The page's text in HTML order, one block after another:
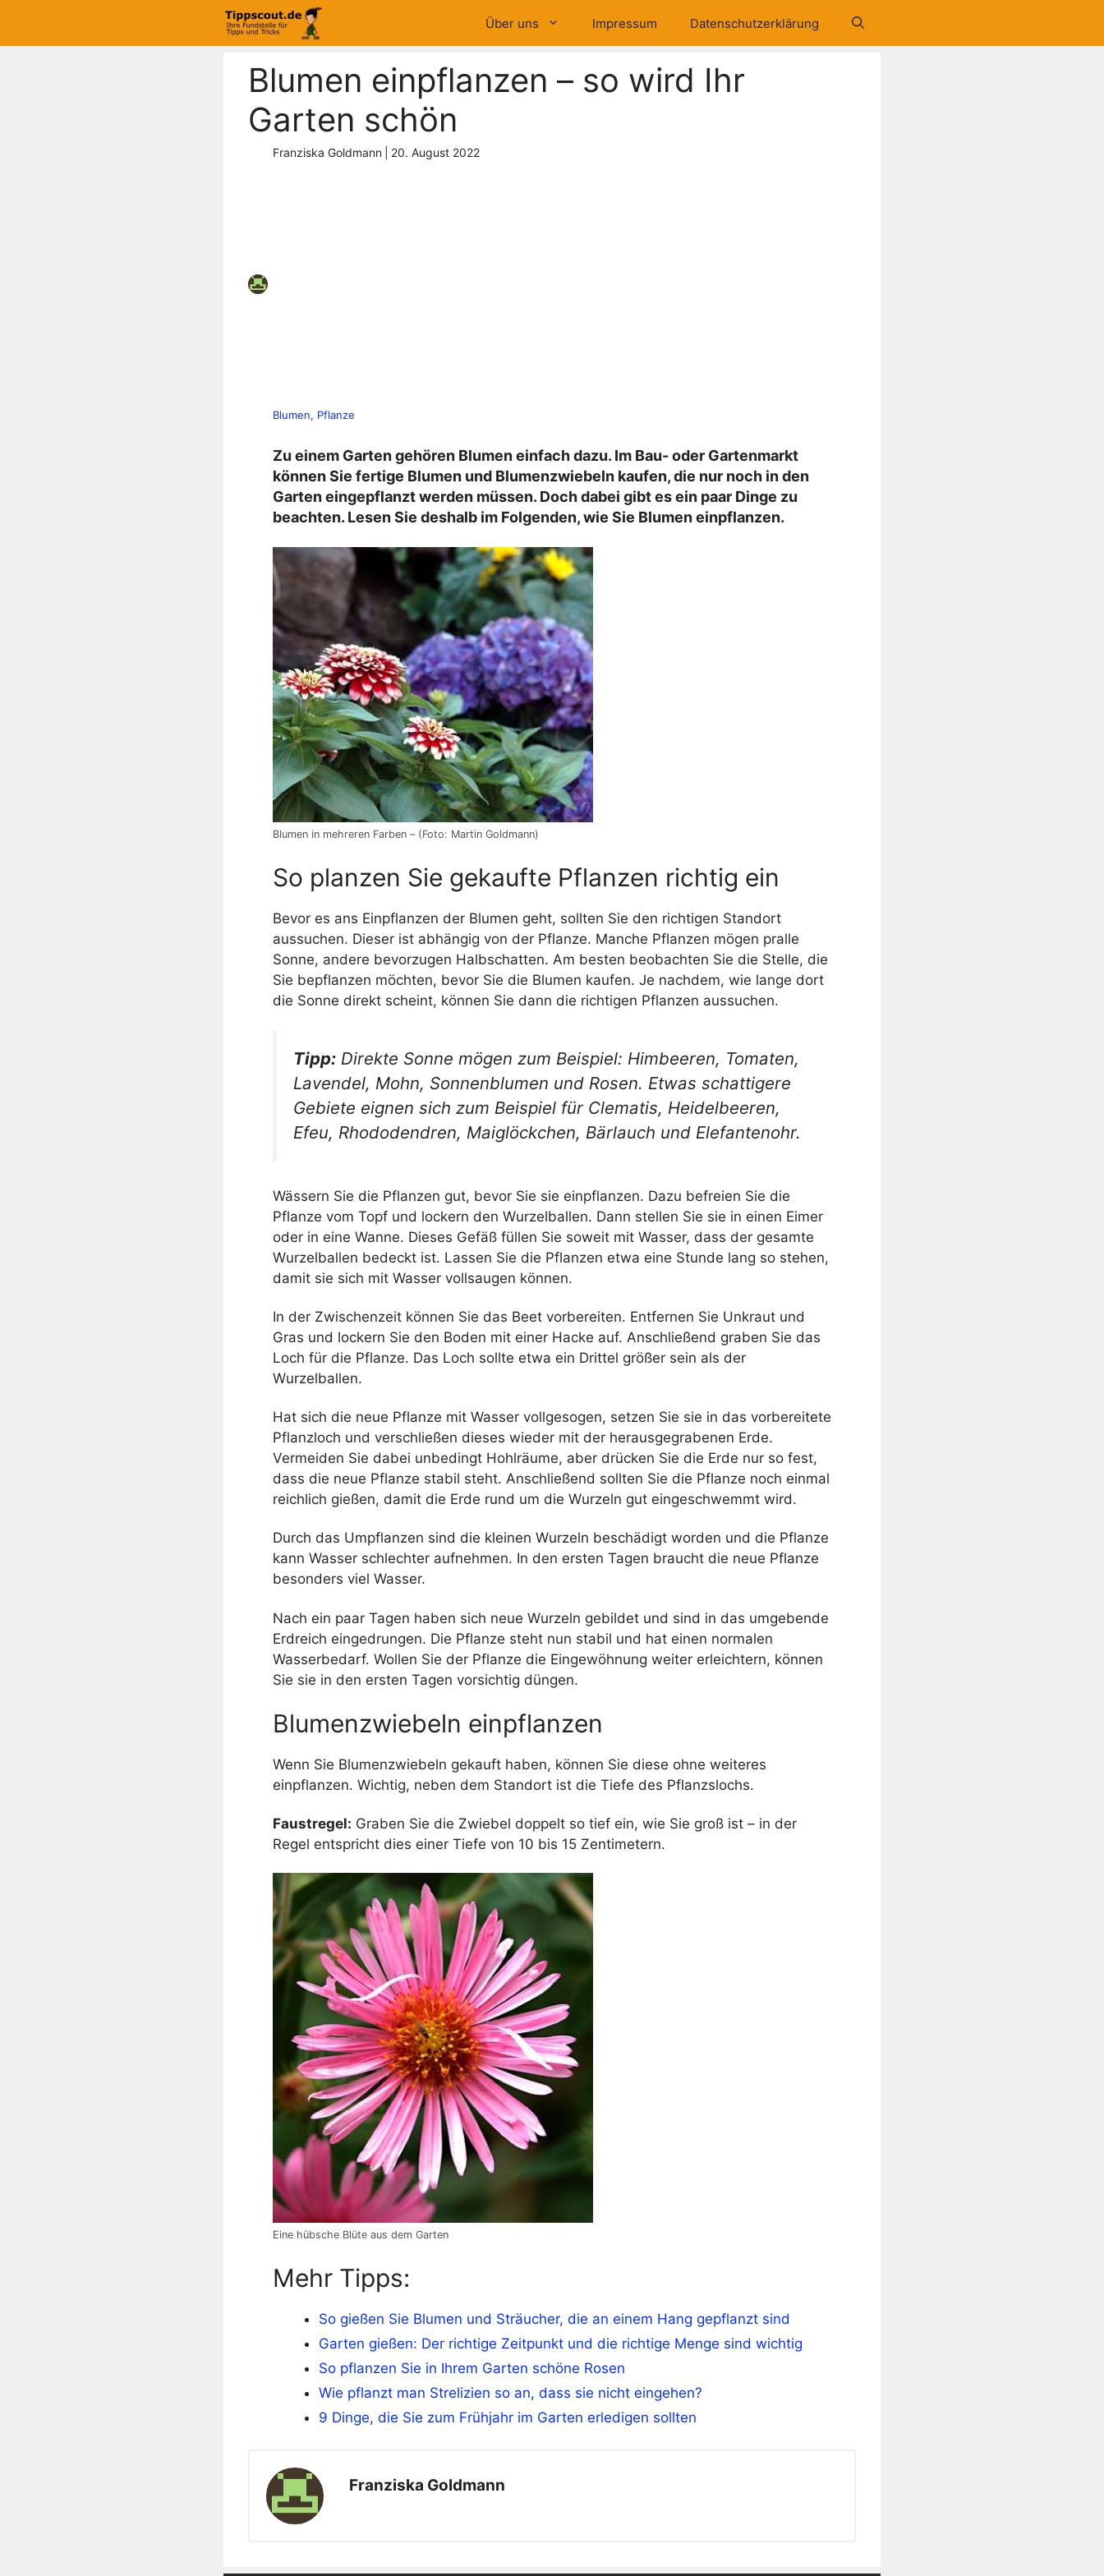
springen
Über uns Impressum Datenschutzerklärung
Blumen einpflanzen – so wird Ihr
Garten schön
Franziska Goldmann 20. August 2022
Blumen, Pflanze
Zu einem Garten gehören Blumen einfach dazu. Im Bau- oder Gartenmarkt
können Sie fertige Blumen und Blumenzwiebeln kaufen, die nur noch in den
Garten eingepflanzt werden müssen. Doch dabei gibt es ein paar Dinge zu
beachten. Lesen Sie deshalb im Folgenden, wie Sie Blumen einpflanzen.
Blumen in mehreren Farben – (Foto: Martin Goldmann)
So planzen Sie gekaufte Pflanzen richtig ein
Bevor es ans Einpflanzen der Blumen geht, sollten Sie den richtigen Standort
aussuchen. Dieser ist abhängig von der Pflanze. Manche Pflanzen mögen pralle
Sonne, andere bevorzugen Halbschatten. Am besten beobachten Sie die Stelle, die
Sie bepflanzen möchten, bevor Sie die Blumen kaufen. Je nachdem, wie lange dort
die Sonne direkt scheint, können Sie dann die richtigen Pflanzen aussuchen.
Tipp: Direkte Sonne mögen zum Beispiel: Himbeeren, Tomaten,
Lavendel, Mohn, Sonnenblumen und Rosen. Etwas schattigere
Gebiete eignen sich zum Beispiel für Clematis, Heidelbeeren,
Efeu, Rhododendren, Maiglöckchen, Bärlauch und Elefantenohr.
Wässern Sie die Pflanzen gut, bevor Sie sie einpflanzen. Dazu befreien Sie die
Pflanze vom Topf und lockern den Wurzelballen. Dann stellen Sie sie in einen Eimer
oder in eine Wanne. Dieses Gefäß füllen Sie soweit mit Wasser, dass der gesamte
Wurzelballen bedeckt ist. Lassen Sie die Pflanzen etwa eine Stunde lang so stehen,
damit sie sich mit Wasser vollsaugen können.
In der Zwischenzeit können Sie das Beet vorbereiten. Entfernen Sie Unkraut und
Gras und lockern Sie den Boden mit einer Hacke auf. Anschließend graben Sie das
Loch für die Pflanze. Das Loch sollte etwa ein Drittel größer sein als der
Wurzelballen.
Hat sich die neue Pflanze mit Wasser vollgesogen, setzen Sie sie in das vorbereitete
Pflanzloch und verschließen dieses wieder mit der herausgegrabenen Erde.
Vermeiden Sie dabei unbedingt Hohlräume, aber drücken Sie die Erde nur so fest,
dass die neue Pflanze stabil steht. Anschließend sollten Sie die Pflanze noch einmal
reichlich gießen, damit die Erde rund um die Wurzeln gut eingeschwemmt wird.
Durch das Umpflanzen sind die kleinen Wurzeln beschädigt worden und die Pflanze
kann Wasser schlechter aufnehmen. In den ersten Tagen braucht die neue Pflanze
besonders viel Wasser.
Nach ein paar Tagen haben sich neue Wurzeln gebildet und sind in das umgebende
Erdreich eingedrungen. Die Pflanze steht nun stabil und hat einen normalen
Wasserbedarf. Wollen Sie der Pflanze die Eingewöhnung weiter erleichtern, können
Sie sie in den ersten Tagen vorsichtig düngen.
Blumenzwiebeln einpflanzen
Wenn Sie Blumenzwiebeln gekauft haben, können Sie diese ohne weiteres
einpflanzen. Wichtig, neben dem Standort ist die Tiefe des Pflanzslochs.
Faustregel: Graben Sie die Zwiebel doppelt so tief ein, wie Sie groß ist – in der
Regel entspricht dies einer Tiefe von 10 bis 15 Zentimetern.
Eine hübsche Blüte aus dem Garten
Mehr Tipps:
So gießen Sie Blumen und Sträucher, die an einem Hang gepflanzt sind
Garten gießen: Der richtige Zeitpunkt und die richtige Menge sind wichtig
So pflanzen Sie in Ihrem Garten schöne Rosen
Wie pflanzt man Strelizien so an, dass sie nicht eingehen?
9 Dinge, die Sie zum Frühjahr im Garten erledigen sollten
Franziska Goldmann